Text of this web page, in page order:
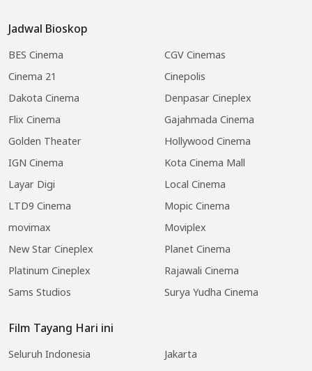
Jadwal Bioskop
BES Cinema
CGV Cinemas
Cinema 21
Cinepolis
Dakota Cinema
Denpasar Cineplex
Flix Cinema
Gajahmada Cinema
Golden Theater
Hollywood Cinema
IGN Cinema
Kota Cinema Mall
Layar Digi
Local Cinema
LTD9 Cinema
Mopic Cinema
movimax
Moviplex
New Star Cineplex
Planet Cinema
Platinum Cineplex
Rajawali Cinema
Sams Studios
Surya Yudha Cinema
Film Tayang Hari ini
Seluruh Indonesia
Jakarta